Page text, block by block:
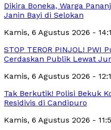
Dikira Boneka, Warga
Janin Bayi di Selokan
Kamis, 6 Agustus 2026 -
STOP TEROR PINJOL! PWI
Cerdaskan Publik Lewat
Kamis, 6 Agustus 2026 -
Tak Berkutik! Polisi Bekuk
Residivis di Candipuro
Kamis, 6 Agustus 2026 -